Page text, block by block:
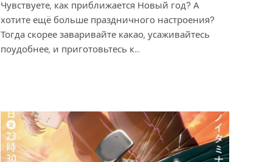
Чувствуете, как приближается Новый год? А
хотите ещё больше праздничного настроения?
Тогда скорее заваривайте какао, усаживайтесь
поудобнее, и приготовьтесь к…